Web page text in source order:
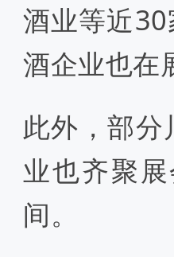
酒业等近
酒企业也在
此外，部
业也齐聚
间。